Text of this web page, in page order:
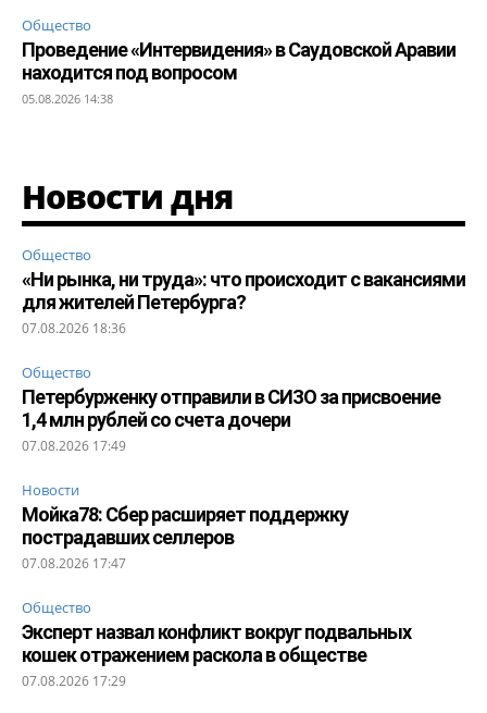
Общество
Проведение «Интервидения» в Саудовской Аравии
находится под вопросом
05.08.2026 14:38
Новости дня
Общество
«Ни рынка, ни труда»: что происходит с вакансиями
для жителей Петербурга?
07.08.2026 18:36
Общество
Петербурженку отправили в СИЗО за присвоение
1,4 млн рублей со счета дочери
07.08.2026 17:49
Новости
Мойка78: Сбер расширяет поддержку
пострадавших селлеров
07.08.2026 17:47
Общество
Эксперт назвал конфликт вокруг подвальных
кошек отражением раскола в обществе
07.08.2026 17:29